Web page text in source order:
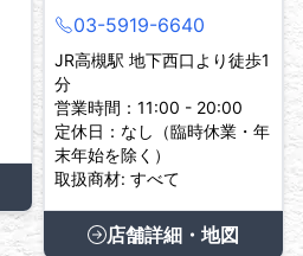
03-5919-6640
JR高槻駅 地下西口より徒歩1
分
営業時間：11:00 - 20:00
定休日：なし（臨時休業・年
末年始を除く）
取扱商材: すべて
店舗詳細・地図